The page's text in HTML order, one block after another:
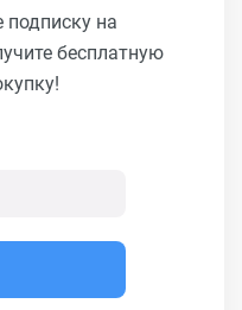
на
бесплатную